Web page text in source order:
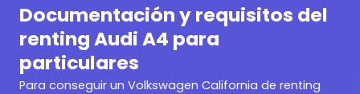
Documentación y requisitos del
renting Audi A4 para
particulares
Para conseguir un Volkswagen California de renting